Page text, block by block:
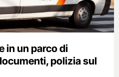
in un parco di
polizia sul